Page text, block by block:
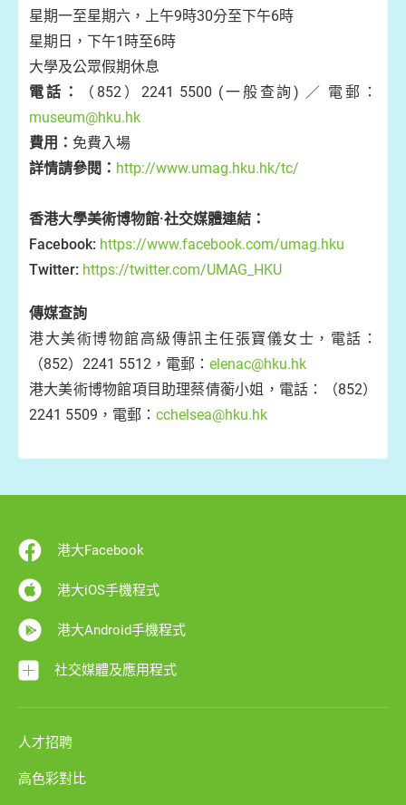
星期一至星期六，上午9時30分至下午6時
星期日，下午1時至6時
大學及公眾假期休息
電話：
（852）2241 5500 (一般查詢) ／ 電郵：
museum@hku.hk
費用： 免費入場
詳情請參閱： http://www.umag.hku.hk/tc/
香港大學美術博物館·社交媒體連結：
Facebook: https://www.facebook.com/umag.hku
Twitter: https://twitter.com/UMAG_HKU
傳媒查詢
港大美術博物館高級傳訊主任張寶儀女士，電話：
（852）2241 5512，電郵： elenac@hku.hk
港大美術博物館項目助理蔡倩蘅小姐，電話：（852）
2241 5509，電郵： cchelsea@hku.hk
港大Facebook
港大iOS手機程式
港大Android手機程式
社交媒體及應用程式
人才招聘
高色彩對比